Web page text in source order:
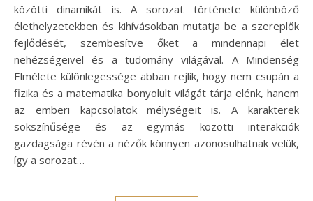
közötti dinamikát is. A sorozat története különböző
élethelyzetekben és kihívásokban mutatja be a szereplők
fejlődését, szembesítve őket a mindennapi élet
nehézségeivel és a tudomány világával. A Mindenség
Elmélete különlegessége abban rejlik, hogy nem csupán a
fizika és a matematika bonyolult világát tárja elénk, hanem
az emberi kapcsolatok mélységeit is. A karakterek
sokszínűsége és az egymás közötti interakciók
gazdagsága révén a nézők könnyen azonosulhatnak velük,
így a sorozat…